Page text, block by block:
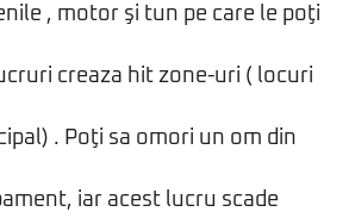
, motor şi tun pe care le poţi
creaza hit zone-uri ( locuri
. Poţi sa omori un om din
iar acest lucru scade